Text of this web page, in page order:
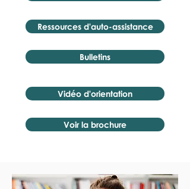
Ressources d'auto-assistance
Bulletins
Vidéo d'orientation
Voir la brochure